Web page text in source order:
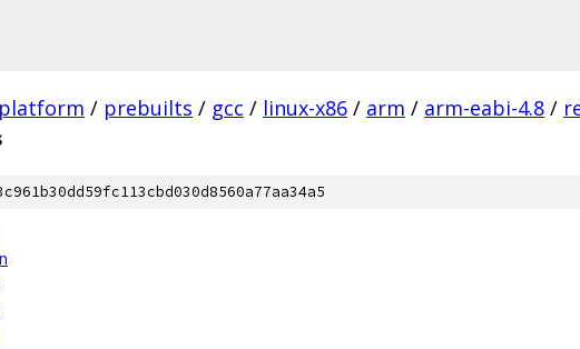
platform / prebuilts / gcc / linux-x86 / arm / arm-eabi-4.8 /